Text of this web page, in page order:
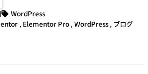
WordPress
, Elementor Pro , WordPress , ブログ